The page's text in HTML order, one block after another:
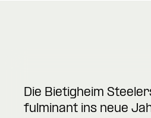
Die Bietigheim
fulminant ins neue